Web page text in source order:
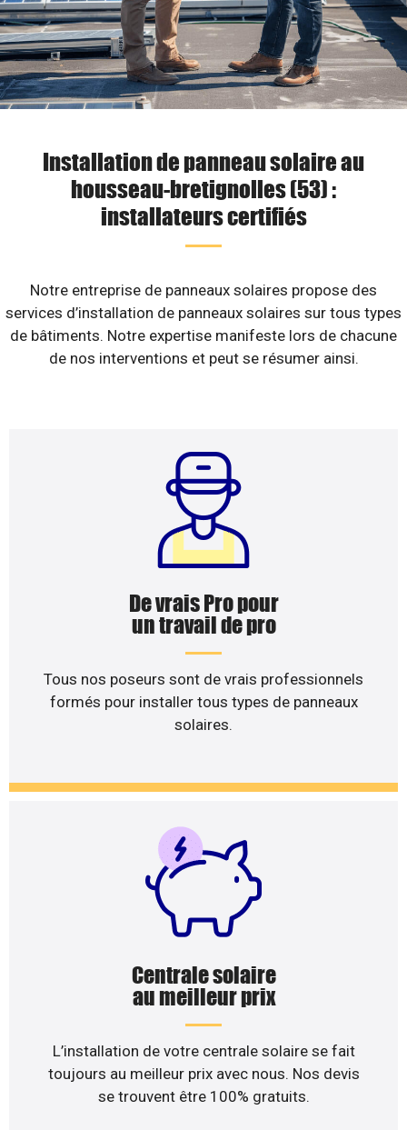
Installation de panneau solaire au
housseau-bretignolles (53) :
installateurs certifiés
Notre entreprise de panneaux solaires propose des
services d’installation de panneaux solaires sur tous types
de bâtiments. Notre expertise manifeste lors de chacune
de nos interventions et peut se résumer ainsi.
De vrais Pro pour
un travail de pro
Tous nos poseurs sont de vrais professionnels
formés pour installer tous types de panneaux
solaires.
Centrale solaire
au meilleur prix
L’installation de votre centrale solaire se fait
toujours au meilleur prix avec nous. Nos devis
se trouvent être 100% gratuits.